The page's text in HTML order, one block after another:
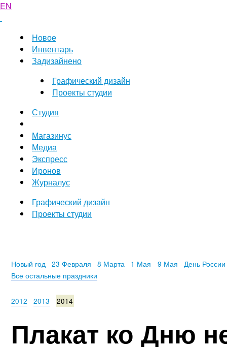
EN
Новое
Инвентарь
Задизайнено
Графический дизайн
Проекты студии
Студия
Магазинус
Медиа
Экспресс
Иронов
Журналус
Графический дизайн
Проекты студии
Новый год 23 Февраля 8 Марта 1 Мая 9 Мая
День России
Все остальные праздники
2012 2013 2014
Плакат ко Дню